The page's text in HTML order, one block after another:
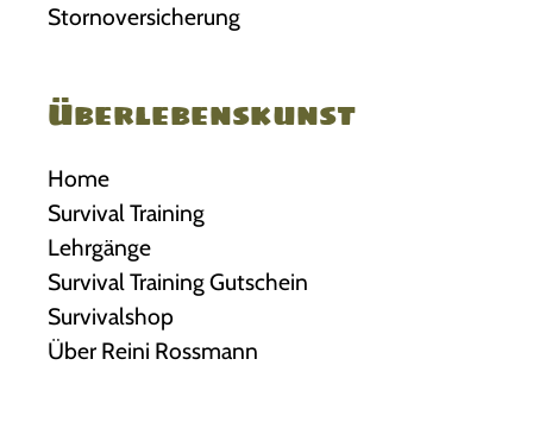
Stornoversicherung
Überlebenskunst
Home
Survival Training
Lehrgänge
Survival Training Gutschein
Survivalshop
Über Reini Rossmann